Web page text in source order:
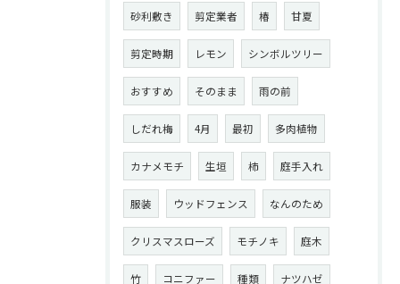
砂利敷き 剪定業者 椿 甘夏
剪定時期 レモン シンボルツリー
おすすめ そのまま 雨の前
しだれ梅 4月 最初 多肉植物
カナメモチ 生垣 柿 庭手入れ
服装 ウッドフェンス なんのため
クリスマスローズ モチノキ 庭木
竹 コニファー 種類 ナツハゼ